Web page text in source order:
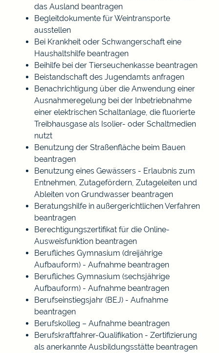
das Ausland beantragen
Begleitdokumente für Weintransporte
ausstellen
Bei Krankheit oder Schwangerschaft eine
Haushaltshilfe beantragen
Beihilfe bei der Tierseuchenkasse beantragen
Beistandschaft des Jugendamts anfragen
Benachrichtigung über die Anwendung einer
Ausnahmeregelung bei der Inbetriebnahme
einer elektrischen Schaltanlage, die fluorierte
Treibhausgase als Isolier- oder Schaltmedien
nutzt
Benutzung der Straßenfläche beim Bauen
beantragen
Benutzung eines Gewässers - Erlaubnis zum
Entnehmen, Zutagefördern, Zutageleiten und
Ableiten von Grundwasser beantragen
Beratungshilfe in außergerichtlichen Verfahren
beantragen
Berechtigungszertifikat für die Online-
Ausweisfunktion beantragen
Berufliches Gymnasium (dreijährige
Aufbauform) - Aufnahme beantragen
Berufliches Gymnasium (sechsjährige
Aufbauform) - Aufnahme beantragen
Berufseinstiegsjahr (BEJ) - Aufnahme
beantragen
Berufskolleg – Aufnahme beantragen
Berufskraftfahrer-Qualifikation - Zertifizierung
als anerkannte Ausbildungsstätte beantragen